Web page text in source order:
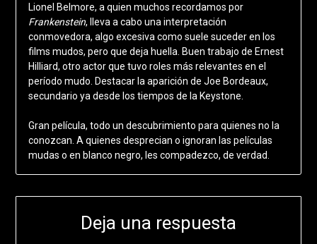
Lionel Belmore, a quien muchos recordamos por
Frankenstein, lleva a cabo una interpretación
conmovedora, algo excesiva como suele suceder en los
films mudos, pero que deja huella. Buen trabajo de Ernest
Hilliard, otro actor que tuvo roles más relevantes en el
período mudo. Destacar la aparición de Joe Bordeaux,
secundario ya desde los tiempos de la Keystone.
Gran película, todo un descubrimiento para quienes no la
conozcan. A quienes desprecian o ignoran las películas
mudas o en blanco negro, les compadezco, de verdad.
Deja una respuesta